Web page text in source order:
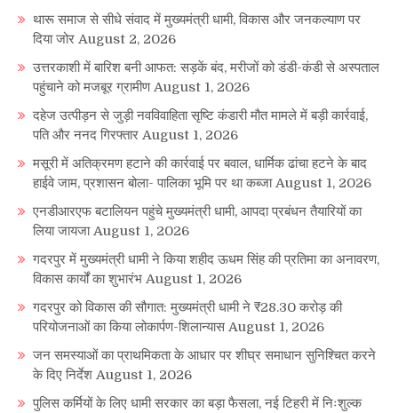
थारू समाज से सीधे संवाद में मुख्यमंत्री धामी, विकास और जनकल्याण पर
दिया जोर August 2, 2026
उत्तरकाशी में बारिश बनी आफत: सड़कें बंद, मरीजों को डंडी-कंडी से अस्पताल
पहुंचाने को मजबूर ग्रामीण August 1, 2026
दहेज उत्पीड़न से जुड़ी नवविवाहिता सृष्टि कंडारी मौत मामले में बड़ी कार्रवाई,
पति और ननद गिरफ्तार August 1, 2026
मसूरी में अतिक्रमण हटाने की कार्रवाई पर बवाल, धार्मिक ढांचा हटने के बाद
हाईवे जाम, प्रशासन बोला- पालिका भूमि पर था कब्जा August 1, 2026
एनडीआरएफ बटालियन पहुंचे मुख्यमंत्री धामी, आपदा प्रबंधन तैयारियों का
लिया जायजा August 1, 2026
गदरपुर में मुख्यमंत्री धामी ने किया शहीद ऊधम सिंह की प्रतिमा का अनावरण,
विकास कार्यों का शुभारंभ August 1, 2026
गदरपुर को विकास की सौगात: मुख्यमंत्री धामी ने ₹28.30 करोड़ की
परियोजनाओं का किया लोकार्पण-शिलान्यास August 1, 2026
जन समस्याओं का प्राथमिकता के आधार पर शीघ्र समाधान सुनिश्चित करने
के दिए निर्देश August 1, 2026
पुलिस कर्मियों के लिए धामी सरकार का बड़ा फैसला, नई टिहरी में निःशुल्क